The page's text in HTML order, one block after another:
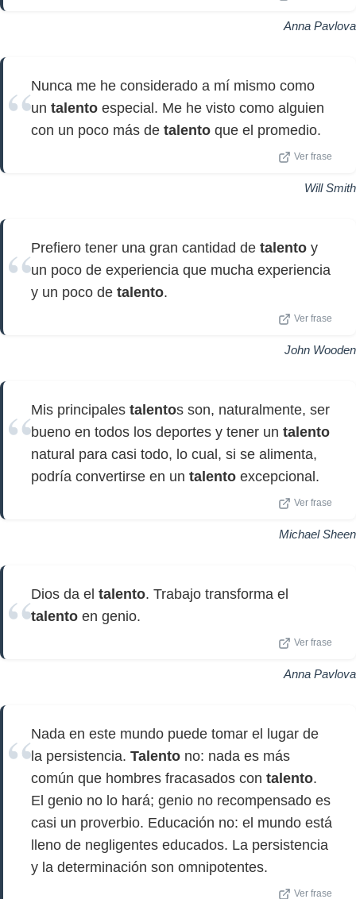
Anna Pavlova
Nunca me he considerado a mí mismo como
un talento especial. Me he visto como alguien
con un poco más de talento que el promedio.
Ver frase
Will Smith
Prefiero tener una gran cantidad de talento y
un poco de experiencia que mucha experiencia
y un poco de talento.
Ver frase
John Wooden
Mis principales talentos son, naturalmente, ser
bueno en todos los deportes y tener un talento
natural para casi todo, lo cual, si se alimenta,
podría convertirse en un talento excepcional.
Ver frase
Michael Sheen
Dios da el talento. Trabajo transforma el
talento en genio.
Ver frase
Anna Pavlova
Nada en este mundo puede tomar el lugar de
la persistencia. Talento no: nada es más
común que hombres fracasados ​​con talento.
El genio no lo hará; genio no recompensado es
casi un proverbio. Educación no: el mundo está
lleno de negligentes educados. La persistencia
y la determinación son omnipotentes.
Ver frase